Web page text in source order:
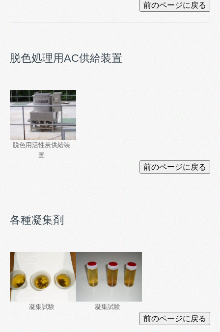
脱色処理用AC供給装置
脱色用活性炭供給装
置
各種凝集剤
凝集試験 凝集試験